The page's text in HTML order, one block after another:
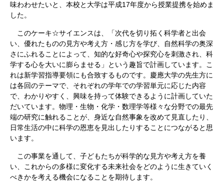
味わわせたいと、本校と大学は平成17年度から授業提携を始めま
した。
このケーキ☆サイエンスは、「次代を切り拓く科学者と出会
い、優れたものの見方や考え方・感じ方を学び、自然科学の奥深
さにふれることによって、知的な好奇心や探究心を刺激され、科
学する心を大いに膨らませる」という趣旨で計画しています。こ
れは新学習指導要領にも合致するものです。慶應大学の先生方に
は各回のテーマで、それぞれの学年での学習単元に応じた内容
で、わかりやすく、興味を持って体験できるように計画していた
だいています。物理・生物・化学・数理学等様々な分野での最先
端の研究に触れることが、身近な自然事象を改めて見直したり、
日常生活の中に科学の恩恵を見出したりすることにつながると思
います。
この事業を通して、子どもたちが科学的な見方や考え方を養
い、これからの多様に変化する未来社会をどのように生きていく
べきかを考える機会になることを期待します。